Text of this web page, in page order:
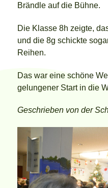
Brändle auf die Bühne.
Die Klasse 8h zeigte,
und die 8g schickte
Reihen.
Das war eine schöne
gelungener Start in die
Geschrieben von der